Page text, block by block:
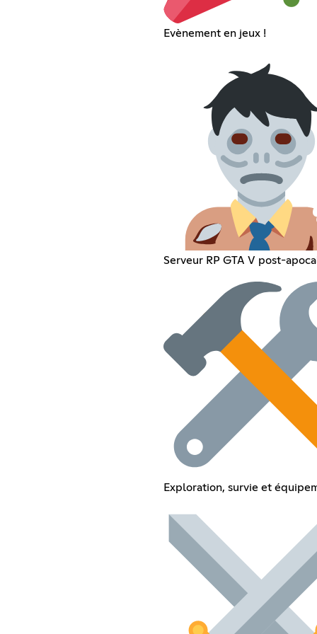
Evènement en jeux !
Serveur RP GTA V post-
Exploration, survie et